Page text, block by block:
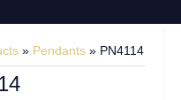
» Pendants » PN4114